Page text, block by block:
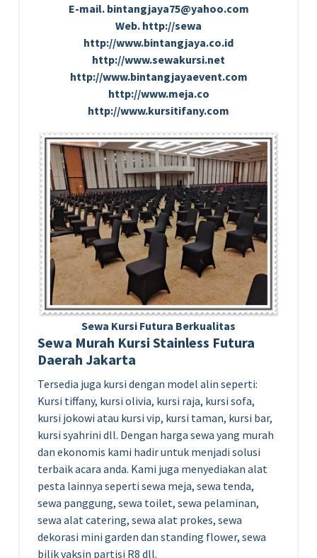
E-mail. bintangjaya75@yahoo.com
Web. http://sewa
http://www.bintangjaya.co.id
http://www.sewakursi.net
http://www.bintangjayaevent.com
http://www.meja.co
http://www.kursitifany.com
Sewa Kursi Futura Berkualitas
Sewa Murah Kursi Stainless Futura
Daerah Jakarta
Tersedia juga kursi dengan model alin seperti:
Kursi tiffany, kursi olivia, kursi raja, kursi sofa,
kursi jokowi atau kursi vip, kursi taman, kursi bar,
kursi syahrini dll. Dengan harga sewa yang murah
dan ekonomis kami hadir untuk menjadi solusi
terbaik acara anda. Kami juga menyediakan alat
pesta lainnya seperti sewa meja, sewa tenda,
sewa panggung, sewa toilet, sewa pelaminan,
sewa alat catering, sewa alat prokes, sewa
dekorasi mini garden dan standing flower, sewa
bilik vaksin partisi R8 dll.